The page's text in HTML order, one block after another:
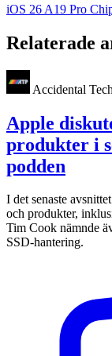
iOS 26 A19 Pro
Relaterade
Accidental
Apple
produkter i
podden
I det senaste
och produkter,
Tim Cook nämnde
SSD-hantering.